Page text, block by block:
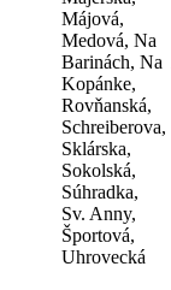
Májová,
Medová, Na
Barinách, Na
Kopánke,
Rovňanská,
Schreiberova,
Sklárska,
Sokolská,
Súhradka,
Sv. Anny,
Športová,
Uhrovecká